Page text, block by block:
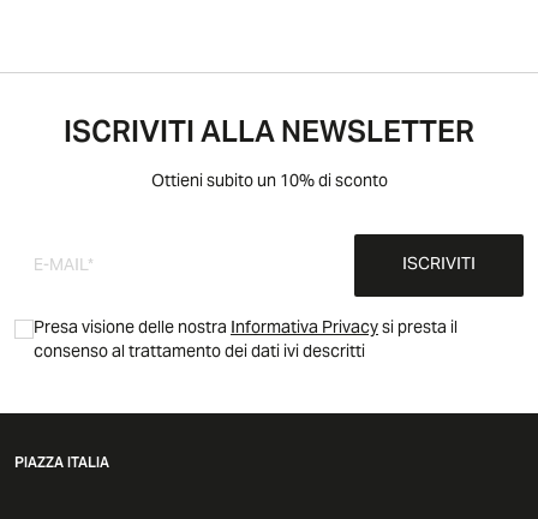
ISCRIVITI ALLA NEWSLETTER
Ottieni subito un 10% di sconto
ISCRIVITI
Presa visione delle nostraInformativa Privacysi presta il
consenso al trattamento dei dati ivi descritti
PIAZZA ITALIA